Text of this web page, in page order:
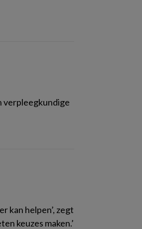
verpleegkundige
kan helpen’, zegt
keuzes maken.’